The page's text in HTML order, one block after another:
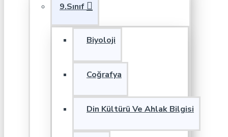
9.Sınıf
Biyoloji
Coğrafya
Din Kültürü Ve Ahlak Bilgisi